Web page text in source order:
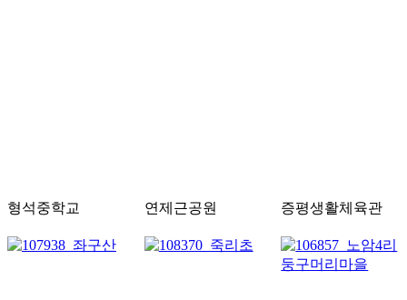
형석중학교 연제근공원 증평생활체육관